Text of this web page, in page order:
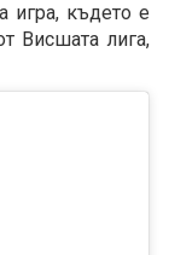
игра, където е
Висшата лига,